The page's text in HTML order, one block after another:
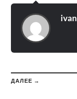
ivan
ДАЛЕЕ →